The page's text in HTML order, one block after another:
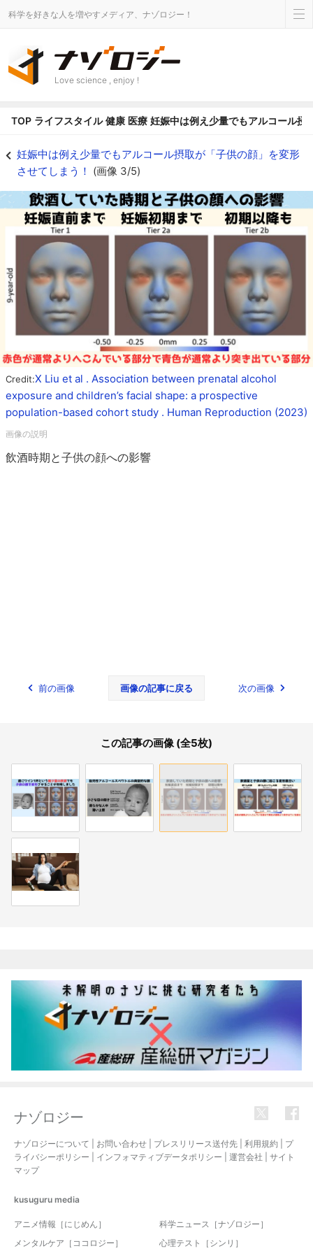
科学を好きな人を増やすメディア、ナゾロジー！
Love science , enjoy !
TOP ライフスタイル 健康 医療 妊娠中は例え少量でもアルコール摂
妊娠中は例え少量でもアルコール摂取が「子供の顔」を変形
させてしまう！ (画像 3/5)
Credit:X Liu et al . Association between prenatal alcohol
exposure and children’s facial shape: a prospective
population-based cohort study . Human Reproduction (2023)
飲酒時期と子供の顔への影響
前の画像 画像の記事に戻る 次の画像
この記事の画像 (全5枚)
ナゾロジー
ナゾロジーについて お問い合わせ プレスリリース送付先 利用規約
プ
ライバシーポリシー
インフォマティブデータポリシー 運営会社
サイト
マップ
kusuguru media
アニメ情報［にじめん］
科学ニュース［ナゾロジー］
メンタルケア［ココロジー］
心理テスト［シンリ］